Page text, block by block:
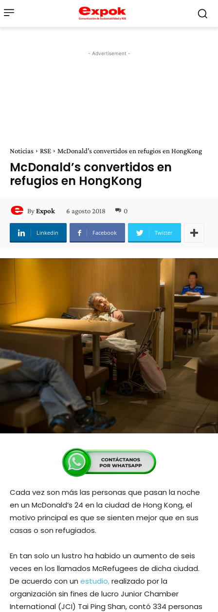
- Advertisement -
Noticias RSE McDonald's convertidos en refugios en HongKong
McDonald’s convertidos en
refugios en HongKong
ByExpok 6 agosto 2018 0
Linkedin Facebook Twitter
Cada vez son más las personas que pasan la noche
en un McDonald’s 24 en la ciudad de Hong Kong, el
motivo principal es que se sienten mejor que en sus
casas o son refugiados.
En tan solo un lustro ha habido un aumento de seis
veces en los llamados McRefugees de dicha ciudad.
De acuerdo con un estudio,realizado por la
organización sin fines de lucro Junior Chamber
International (JCI) Tai Ping Shan, contó 334 personas